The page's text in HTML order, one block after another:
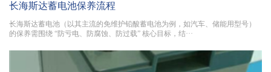
长海斯达蓄电池保养流程
长海斯达蓄电池（以其主流的免维护铅酸蓄电池为例，如汽车、储能用型号）
的保养需围绕 “防亏电、防腐蚀、防过载” 核心目标，结···